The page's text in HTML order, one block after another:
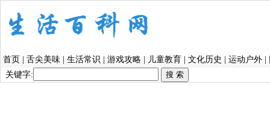
首页 舌尖美味 生活常识 游戏攻略 儿童教育 文化历史 运动户外
关键字: